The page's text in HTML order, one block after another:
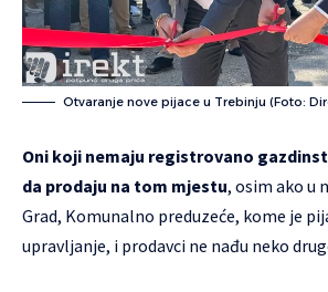
Otvaranje nove pijace u Trebinju (Foto:
Oni koji nemaju registrovano
da prodaju na tom mjestu, osim ako u
Grad, Komunalno preduzeće, kome je
upravljanje, i prodavci ne nađu neko